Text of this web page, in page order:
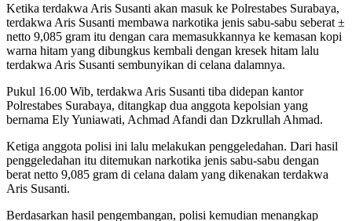
Ketika terdakwa Aris Susanti akan masuk ke Polrestabes Surabaya,
terdakwa Aris Susanti membawa narkotika jenis sabu-sabu seberat ±
netto 9,085 gram itu dengan cara memasukkannya ke kemasan kopi
warna hitam yang dibungkus kembali dengan kresek hitam lalu
terdakwa Aris Susanti sembunyikan di celana dalamnya.
Pukul 16.00 Wib, terdakwa Aris Susanti tiba didepan kantor
Polrestabes Surabaya, ditangkap dua anggota kepolsian yang
bernama Ely Yuniawati, Achmad Afandi dan Dzkrullah Ahmad.
Ketiga anggota polisi ini lalu melakukan penggeledahan. Dari hasil
penggeledahan itu ditemukan narkotika jenis sabu-sabu dengan
berat netto 9,085 gram di celana dalam yang dikenakan terdakwa
Aris Susanti.
Berdasarkan hasil pengembangan, polisi kemudian menangkap